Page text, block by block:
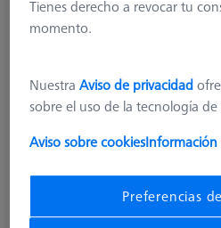
Tienes derecho a revocar tu
momento.
NuestraAviso de privacidad
sobre el uso de la tecnología
Aviso sobre cookiesInformación
Preferencias